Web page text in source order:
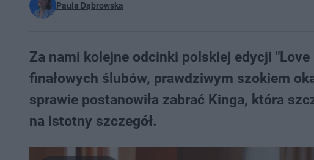
Paula Dąbrowska
Za nami kolejne odcinki polskiej edycji
finałowych ślubów, prawdziwym szokiem
sprawie postanowiła zabrać Kinga, która
na istotny szczegół.